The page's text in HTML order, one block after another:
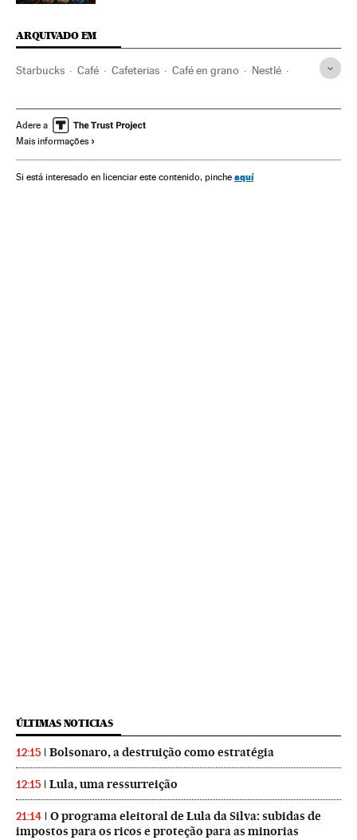
ARQUIVADO EM
Starbucks Café Cafeterias Café en grano Nestlé
Alimentos Turismo Economia
Adere a
Mais informações
Si está interesado en licenciar este contenido, pinche aquí
ÚLTIMAS NOTICIAS
12:15 Bolsonaro, a destruição como estratégia
12:15 Lula, uma ressurreição
21:14
O programa eleitoral de Lula da Silva: subidas de
impostos para os ricos e proteção para as minorias